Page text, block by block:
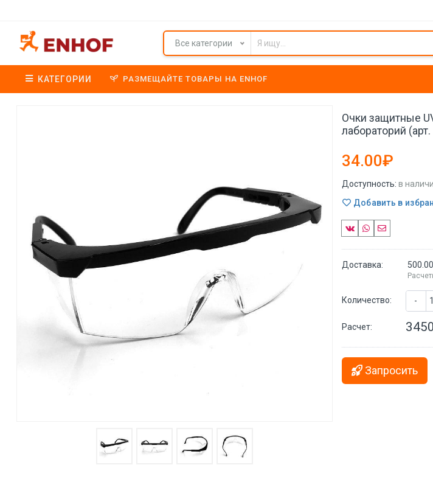
Все категории
КАТЕГОРИИ РАЗМЕЩАЙТЕ ТОВАРЫ НА ENHOF
Очки защитные
лабораторий
34.00₽
Доступность: в
Добавить в
Доставка:
Количество: -
Расчет:
Запросить